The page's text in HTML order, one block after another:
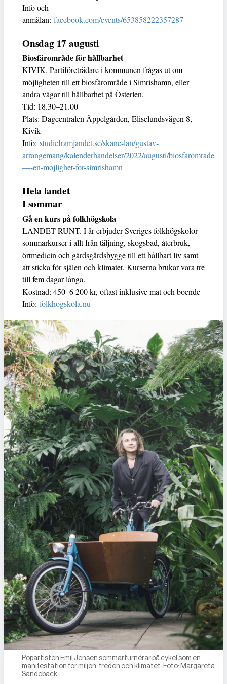
Info och
anmälan: facebook.com/events/653858222357287
Onsdag 17 augusti
Biosfärområde för hållbarhet
KIVIK. Partiföreträdare i kommunen frågas ut om
möjligheten till ett biosfärområde i Simrishamn, eller
andra vägar till hållbarhet på Österlen.
Tid: 18.30–21.00
Plats: Dagcentralen Äppelgården, Eliselundsvägen 8,
Kivik
Info: studieframjandet.se/skane-lan/gustav-
arrangemang/kalenderhandelser/2022/augusti/biosfaromrade
—-en-mojlighet-for-simrishamn
Hela landet
I sommar
Gå en kurs på folkhögskola
LANDET RUNT. I år erbjuder Sveriges folkhögskolor
sommarkurser i allt från täljning, skogsbad, återbruk,
örtmedicin och gärdsgårdsbygge till ett hållbart liv samt
att sticka för själen och klimatet. Kurserna brukar vara tre
till fem dagar långa.
Kostnad: 450–6 200 kr, oftast inklusive mat och boende
Info: folkhogskola.nu
Popartisten Emil Jensen sommarturnérar på cykel som en
manifestation för miljön, freden och klimatet. Foto: Margareta
Sandeback